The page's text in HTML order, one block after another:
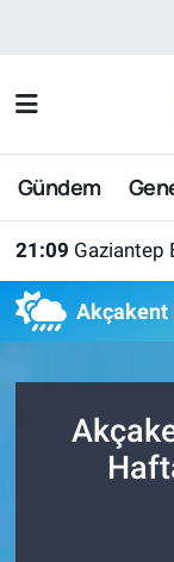
Gündem
21:09 Gaziantep
Akçakent
Nöbetçi
Hava
Son